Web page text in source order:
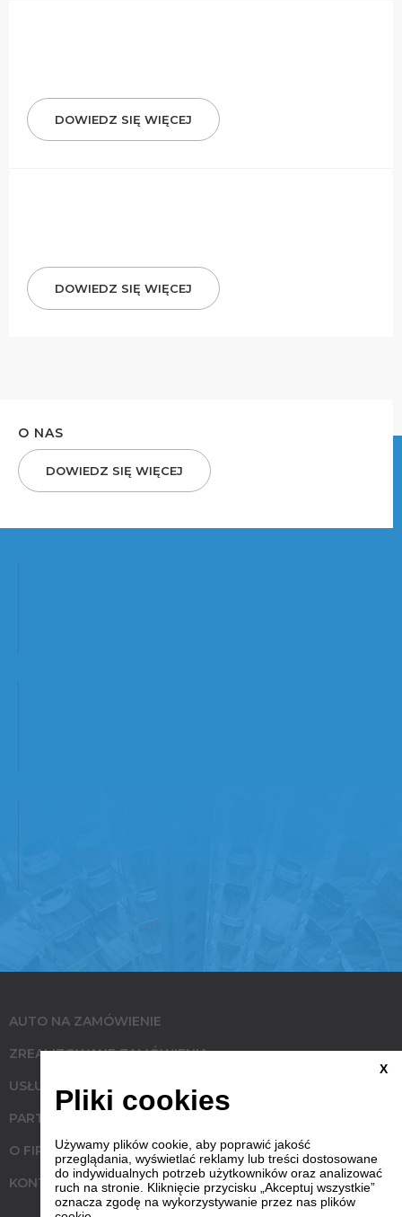
DOWIEDZ SIĘ WIĘCEJ
DOWIEDZ SIĘ WIĘCEJ
O NAS
DOWIEDZ SIĘ WIĘCEJ
AUTO NA ZAMÓWIENIE
ZREALIZOWANE ZAMÓWIENIA
USŁUGI
PARTNERZY
O FIRMIE
KONTAKT
X
Pliki cookies
Używamy plików cookie, aby poprawić jakość
przeglądania, wyświetlać reklamy lub treści dostosowane
do indywidualnych potrzeb użytkowników oraz analizować
ruch na stronie. Kliknięcie przycisku „Akceptuj wszystkie”
oznacza zgodę na wykorzystywanie przez nas plików